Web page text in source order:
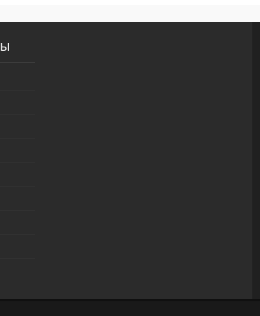
Купить в 1 клик Сравнение